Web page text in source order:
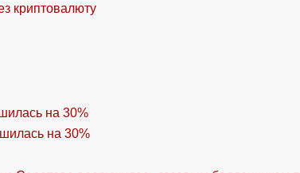
криптовалюту
на 30%